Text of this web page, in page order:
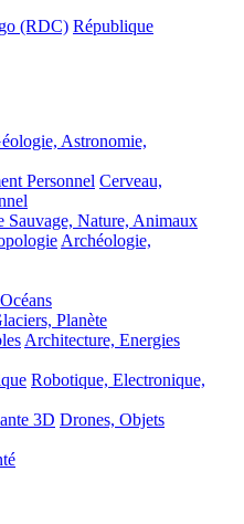
(RDC) République
Astronomie,
Personnel Cerveau,
Sauvage, Nature, Animaux
Archéologie,
Planète
Architecture, Energies
Robotique, Electronique,
3D Drones, Objets